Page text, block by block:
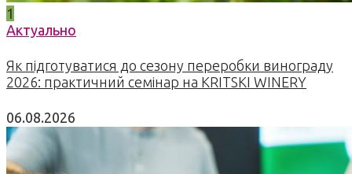
1
Актуально
Як підготуватися до сезону переробки винограду
2026: практичний семінар на KRITSKI WINERY
06.08.2026